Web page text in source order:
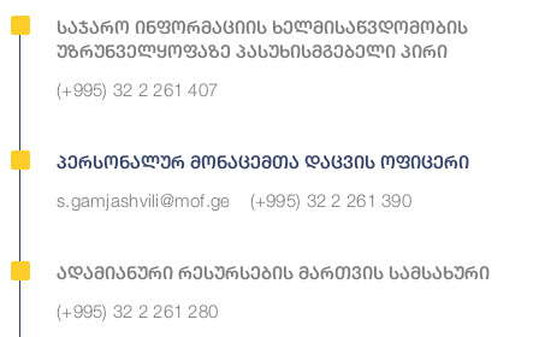
Საჯარო Ინფორმაციის Ხელმისაწვდომობის
Უზრუნველყოფაზე Პასუხისმგებელი Პირი
(+995) 32 2 261 407
Პერსონალურ Მონაცემთა Დაცვის Ოფიცერი
s.gamjashvili@mof.ge (+995) 32 2 261 390
Ადამიანური Რესურსების Მართვის Სამსახური
(+995) 32 2 261 280